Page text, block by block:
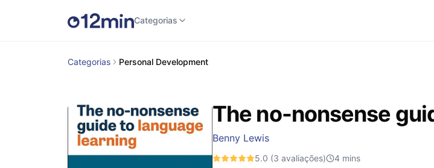
Categorias
Categorias Personal Development
The no-nonsense
Benny Lewis
5.0 (3 avaliações) 4 mins